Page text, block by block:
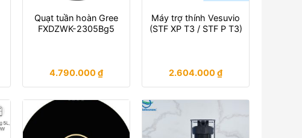
Quạt tuần hoàn Gree
FXDZWK-2305Bg5
4.790.000₫
Máy trợ thính Vesuvio
(STF XP T3 / STF P T3)
2.604.000₫